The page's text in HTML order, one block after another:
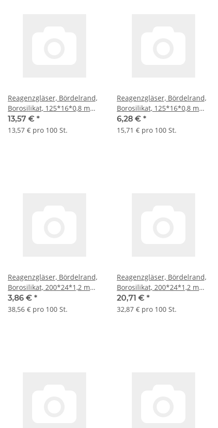
Reagenzgläser, Bördelrand,
Borosilikat, 125*16*0,8 mm
L*AD*Wandung 100 St./Pack
13,57 € *
13,57 € pro 100 St.
Reagenzgläser, Bördelrand,
Borosilikat, 125*16*0,8 mm
L*AD*Wandung 40
St./Kleinpack
6,28 € *
15,71 € pro 100 St.
Reagenzgläser, Bördelrand,
Borosilikat, 200*24*1,2 mm
L*AD*Wandung 10
St./Kleinpack
3,86 € *
38,56 € pro 100 St.
Reagenzgläser, Bördelrand,
Borosilikat, 200*24*1,2 mm
L*AD*Wandung 63 St./Pack
20,71 € *
32,87 € pro 100 St.